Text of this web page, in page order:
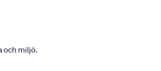
och miljö.